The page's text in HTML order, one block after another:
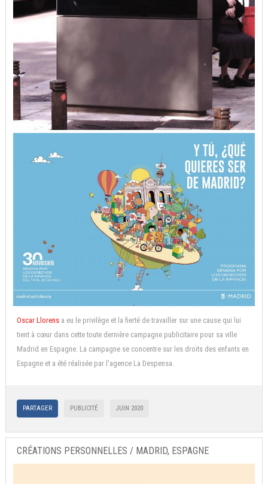
Oscar Llorens a eu le privilège et la fierté de travailler sur une cause qui lui
tient à cœur dans cette toute dernière campagne publicitaire pour sa ville
Madrid en Espagne. La campagne se concentre sur les droits des enfants en
Espagne et a été réalisée par l'agence La Despensa.
PARTAGER PUBLICITÉ JUIN 2020
CRÉATIONS PERSONNELLES / MADRID, ESPAGNE